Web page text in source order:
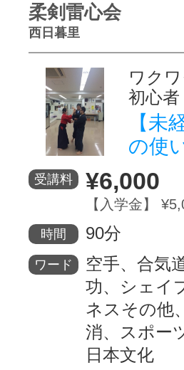
柔剣雷心会
西日暮里
ワク
初心者
【未
の使
受講料 ¥6,000
【入学金】
時間 90分
ワード
空手、合気
功、シェイ
ネスその他
消、スポー
日本文化